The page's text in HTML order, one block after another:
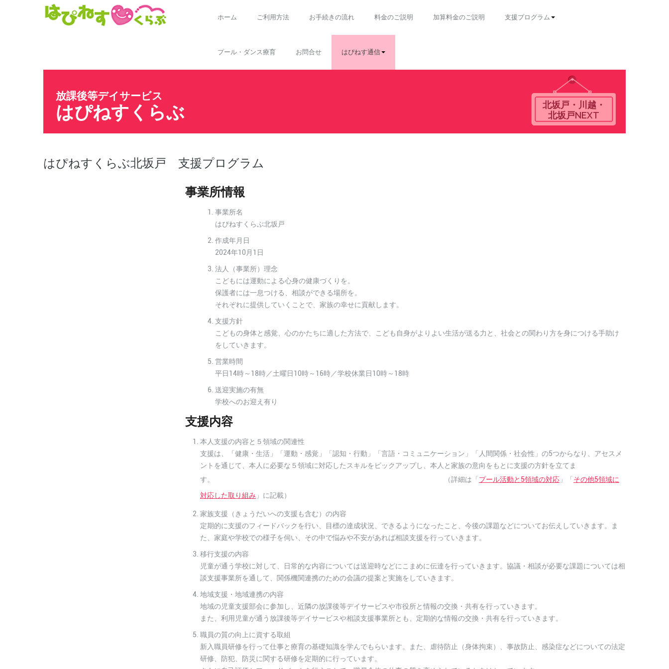
ホーム ご利用方法 お手続きの流れ 料金のご説明 加算料金のご説明 支援プログラム
プール・ダンス療育 お問合せ はぴねす通信
放課後等デイサービス
はぴねすくらぶ
北坂戸・川越・
北坂戸NEXT
はぴねすくらぶ北坂戸 支援プログラム
事業所情報
事業所名
はぴねすくらぶ北坂戸
作成年月日
2024年10月1日
法人（事業所）理念
こどもには運動による心身の健康づくりを。
保護者には一息つける、相談ができる場所を。
それぞれに提供していくことで、家族の幸せに貢献します。
支援方針
こどもの身体と感覚、心のかたちに適した方法で、こども自身がよりよい生活が送る力と、社会との関わり方を身につける手助け
をしていきます。
営業時間
平日14時～18時／土曜日10時～16時／学校休業日10時～18時
送迎実施の有無
学校へのお迎え有り
支援内容
本人支援の内容と５領域の関連性
支援は、「健康・生活」「運動・感覚」「認知・行動」「言語・コミュニケーション」「人間関係・社会性」の5つからなり、アセスメ
ントを通じて、本人に必要な５領域に対応したスキルをピックアップし、本人と家族の意向をもとに支援の方針を立てま
す。 （詳細は「 プール活動と5領域の対応 」「 その他5領域に
対応した取り組み 」に記載）
家族支援（きょうだいへの支援も含む）の内容
定期的に支援のフィードバックを行い、目標の達成状況、できるようになったこと、今後の課題などについてお伝えしていきます。ま
た、家庭や学校での様子を伺い、その中で悩みや不安があれば相談支援を行っていきます。
移行支援の内容
児童が通う学校に対して、日常的な内容については送迎時などにこまめに伝達を行っていきます。協議・相談が必要な課題については相
談支援事業所を通して、関係機関連携のための会議の提案と実施をしていきます。
地域支援・地域連携の内容
地域の児童支援部会に参加し、近隣の放課後等デイサービスや市役所と情報の交換・共有を行っていきます。
また、利用児童が通う放課後等デイサービスや相談支援事業所とも、定期的な情報の交換・共有を行っていきます。
職員の質の向上に資する取組
新入職員研修を行って仕事と療育の基礎知識を学んでもらいます。また、虐待防止（身体拘束）、事故防止、感染症などについての法定
研修、防犯、防災に関する研修を定期的に行っています。